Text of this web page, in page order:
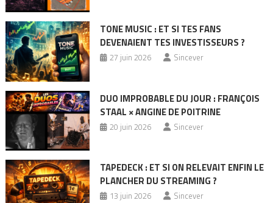
TONE MUSIC : ET SI TES FANS
DEVENAIENT TES INVESTISSEURS ?
27 juin 2026 Sincever
DUO IMPROBABLE DU JOUR : FRANÇOIS
STAAL × ANGINE DE POITRINE
20 juin 2026 Sincever
TAPEDECK : ET SI ON RELEVAIT ENFIN LE
PLANCHER DU STREAMING ?
13 juin 2026 Sincever